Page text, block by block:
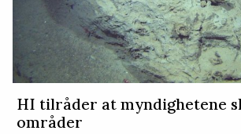
HI tilråder at myndighetene
områder